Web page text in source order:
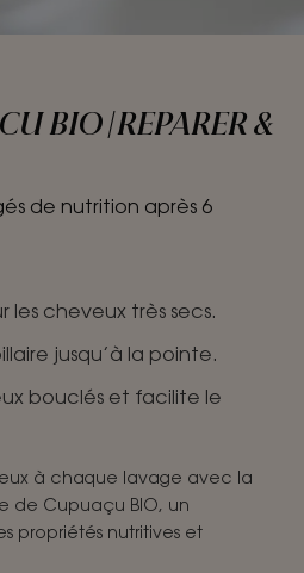
BIO | REPARER &
de nutrition après 6
cheveux très secs.
jusqu’à la pointe.
bouclés et facilite le
à chaque lavage avec la
de Cupuaçu BIO, un
propriétés nutritives et